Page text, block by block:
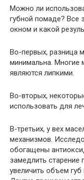
Можно ли
губной помаде? Все
окном и какой
Во-первых, разница
минимальна. Многие
являются липкими.
Во-вторых,
использовать для
В-третьих, у вех
механизмов.
обогащены
замедлить старение
увеличить объем